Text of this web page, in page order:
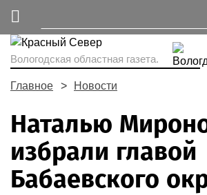
Вологодская областная газета.
Главное Новости
Наталью
избрали главой
Бабаевского